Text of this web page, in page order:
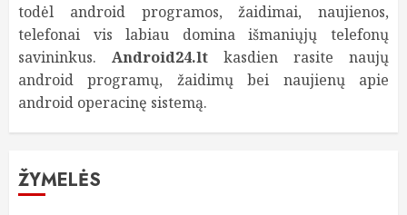
todėl android programos, žaidimai, naujienos,
telefonai vis labiau domina išmaniųjų telefonų
savininkus. Android24.lt kasdien rasite naujų
android programų, žaidimų bei naujienų apie
android operacinę sistemą.
ŽYMELĖS